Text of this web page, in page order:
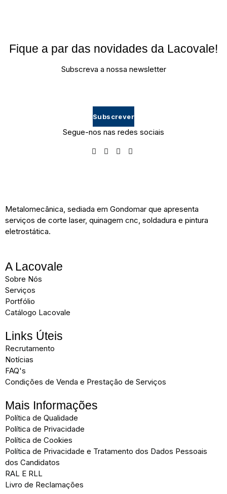
Fique a par das novidades da Lacovale!
Subscreva a nossa newsletter
Subscrever
Segue-nos nas redes sociais
Metalomecânica, sediada em Gondomar que apresenta
serviços de corte laser, quinagem cnc, soldadura e pintura
eletrostática.
A Lacovale
Sobre Nós
Serviços
Portfólio
Catálogo Lacovale
Links Úteis
Recrutamento
Notícias
FAQ's
Condições de Venda e Prestação de Serviços
Mais Informações
Política de Qualidade
Política de Privacidade
Política de Cookies
Política de Privacidade e Tratamento dos Dados Pessoais
dos Candidatos
RAL E RLL
Livro de Reclamações